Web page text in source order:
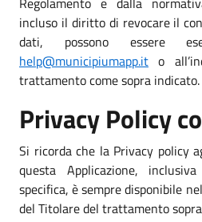
incluso il diritto di revocare il
dati, possono essere
help@municipiumapp.it o
trattamento come sopra indicato.
Privacy Policy
Si ricorda che la Privacy policy
questa Applicazione,
specifica, è sempre disponibile
del Titolare del trattamento